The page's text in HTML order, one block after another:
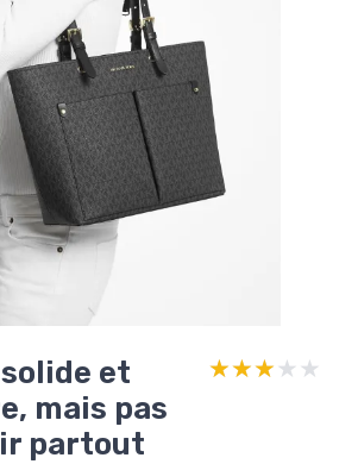
et
mais pas
partout
★★★★★
★★★★★